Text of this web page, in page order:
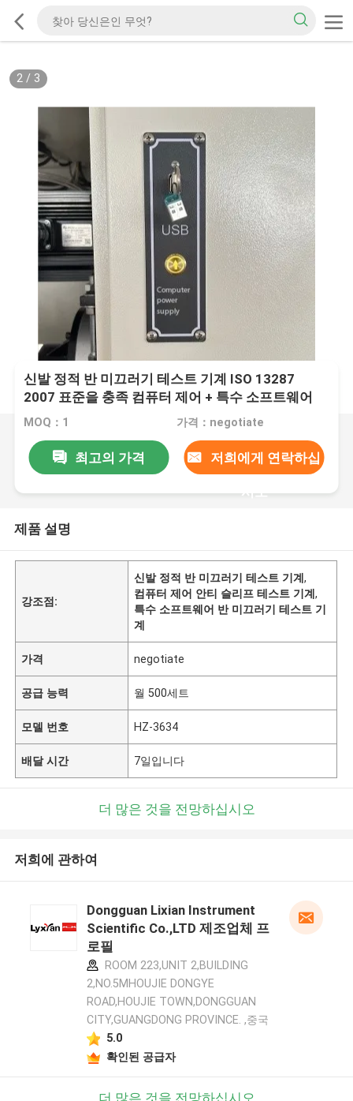
2/ 3
신발 정적 반 미끄러기 테스트 기계 ISO 13287
2007 표준을 충족 컴퓨터 제어 + 특수 소프트웨어
MOQ：1 가격：negotiate
최고의 가격 저희에게 연락하십
시오
제품 설명
강조점:
신발 정적 반 미끄러기 테스트 기계,
컴퓨터 제어 안티 슬리프 테스트 기계,
특수 소프트웨어 반 미끄러기 테스트 기
계
가격 negotiate
공급 능력 월 500세트
모델 번호 HZ-3634
배달 시간 7일입니다
더 많은 것을 전망하십시오
저희에 관하여
Dongguan Lixian Instrument
Scientific Co.,LTD 제조업체 프
로필
ROOM 223,UNIT 2,BUILDING
2,NO.5MHOUJIE DONGYE
ROAD,HOUJIE TOWN,DONGGUAN
CITY,GUANGDONG PROVINCE. ,중국
5.0
확인된 공급자
더 많은 것을 전망하십시오